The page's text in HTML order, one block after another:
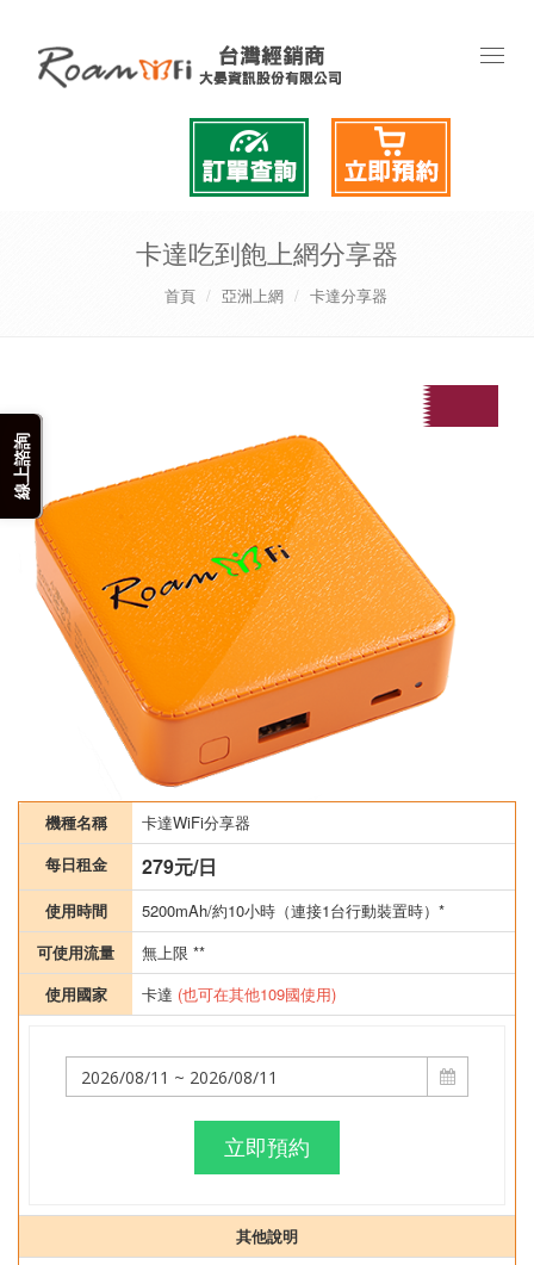
線上諮詢
卡達吃到飽上網分享器
首頁 亞洲上網 卡達分享器
機種名稱
卡達WiFi分享器
每日租金
279元/日
使用時間
5200mAh/約10小時（連接1台行動裝置時）*
可使用流量
無上限 **
使用國家
卡達 (也可在其他109國使用)
立即預約
其他說明